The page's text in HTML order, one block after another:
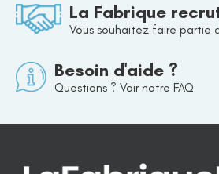
La Fabrique
Vous souhaitez faire partie
Besoin d'aide ?
Questions ? Voir notre FAQ